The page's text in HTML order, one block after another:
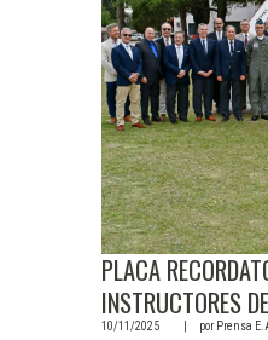
PLACA
INSTRUCTORES
10/11/2025 porPrensa